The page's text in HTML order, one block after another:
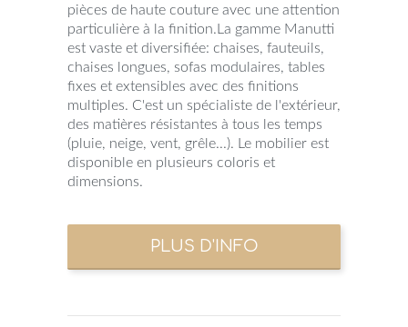
pièces de haute couture avec une attention
particulière à la finition.La gamme Manutti
est vaste et diversifiée: chaises, fauteuils,
chaises longues, sofas modulaires, tables
fixes et extensibles avec des finitions
multiples. C'est un spécialiste de l'extérieur,
des matières résistantes à tous les temps
(pluie, neige, vent, grêle...). Le mobilier est
disponible en plusieurs coloris et
dimensions.